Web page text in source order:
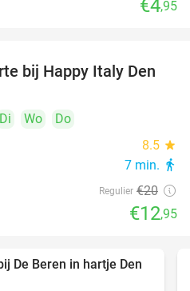
€4,95
35%
bij Happy Italy Den
Di Wo
Do
8.5 star
7 min. directions_walk
Regulier €20
€12,95
43%
De Beren in hartje Den